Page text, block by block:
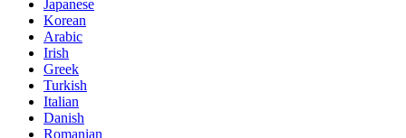
Japanese
Korean
Arabic
Irish
Greek
Turkish
Italian
Danish
Romanian